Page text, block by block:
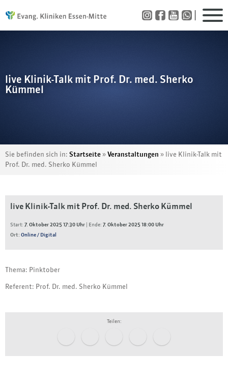
live Klinik-Talk mit Prof. Dr. med. Sherko
Kümmel
Sie befinden sich in: Startseite »Veranstaltungen » live Klinik-Talk mit
Prof. Dr. med. Sherko Kümmel
live Klinik-Talk mit Prof. Dr. med. Sherko Kümmel
Start: 7. Oktober 2025 17:30 Uhr | Ende: 7. Oktober 2025 18:00 Uhr
Ort: Online / Digital
Thema: Pinktober
Referent: Prof. Dr. med. Sherko Kümmel
Teilen: